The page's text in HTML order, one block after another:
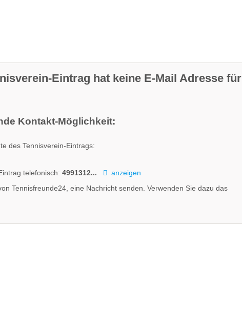
Eintrag hat keine E-Mail Adresse für
Kontakt-Möglichkeit:
des Tennisverein-Eintrags:
telefonisch: 4991312...
anzeigen
Tennisfreunde24, eine Nachricht senden. Verwenden Sie dazu das